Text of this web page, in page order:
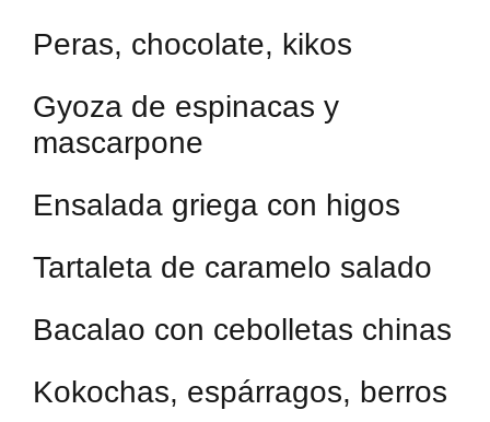
Peras, chocolate, kikos
Gyoza de espinacas y
mascarpone
Ensalada griega con higos
Tartaleta de caramelo salado
Bacalao con cebolletas chinas
Kokochas, espárragos, berros